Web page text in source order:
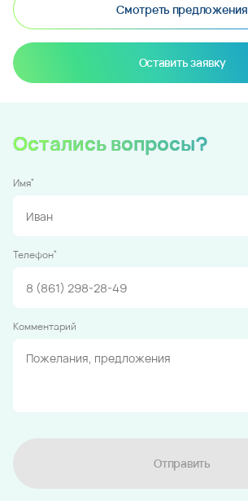
Смотреть предложения
Оставить заявку
Остались вопросы?
Имя*
Телефон*
Комментарий
Отправить